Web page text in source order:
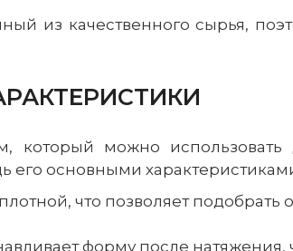
из качественного сырья,
можно использовать
основными
что позволяет
форму после натяжения,